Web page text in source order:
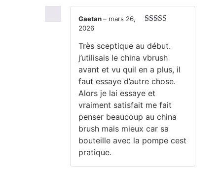
Gaetan– mars 26,
2026
Très sceptique au début.
j’utilisais le china vbrush
avant et vu quil en a plus, il
faut essaye d’autre chose.
Alors je lai essaye et
vraiment satisfait me fait
penser beaucoup au china
brush mais mieux car sa
bouteille avec la pompe cest
pratique.